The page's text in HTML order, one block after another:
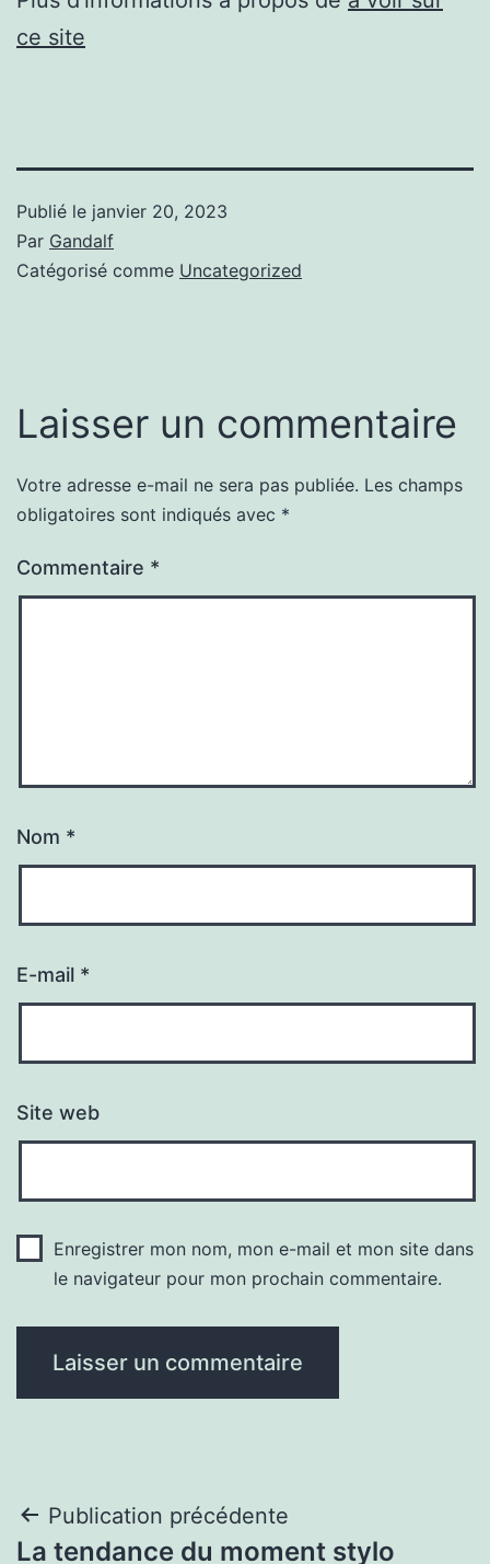
ce site
Publié le janvier 20, 2023
Par Gandalf
Catégorisé comme Uncategorized
Laisser un commentaire
Votre adresse e-mail ne sera pas publiée. Les champs
obligatoires sont indiqués avec *
Commentaire *
Nom *
E-mail *
Site web
Enregistrer mon nom, mon e-mail et mon site dans
le navigateur pour mon prochain commentaire.
Navigation
Publication précédente
La tendance du moment stylo